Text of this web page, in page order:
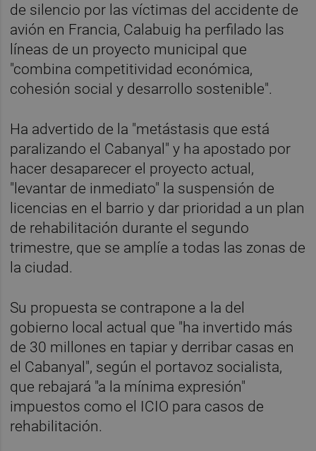
de silencio por las víctimas del accidente de
avión en Francia, Calabuig ha perfilado las
líneas de un proyecto municipal que
"combina competitividad económica,
cohesión social y desarrollo sostenible".
Ha advertido de la "metástasis que está
paralizando el Cabanyal" y ha apostado por
hacer desaparecer el proyecto actual,
"levantar de inmediato" la suspensión de
licencias en el barrio y dar prioridad a un plan
de rehabilitación durante el segundo
trimestre, que se amplíe a todas las zonas de
la ciudad.
Su propuesta se contrapone a la del
gobierno local actual que "ha invertido más
de 30 millones en tapiar y derribar casas en
el Cabanyal", según el portavoz socialista,
que rebajará "a la mínima expresión"
impuestos como el ICIO para casos de
rehabilitación.